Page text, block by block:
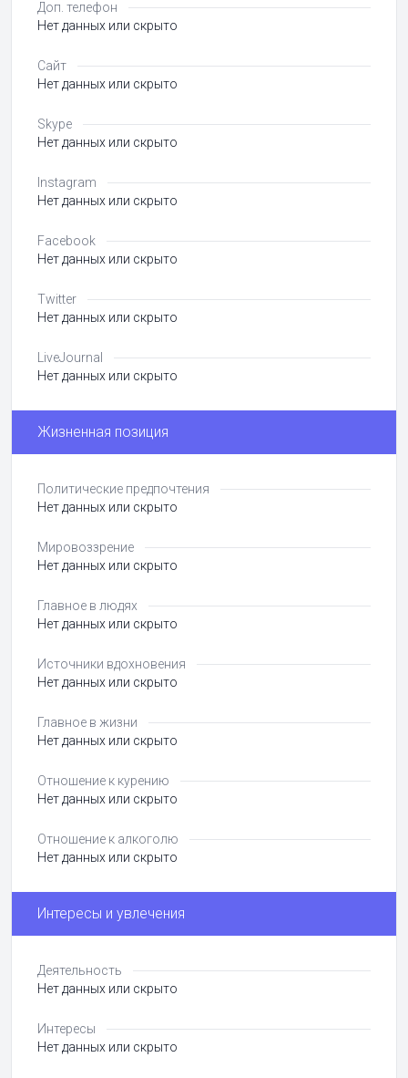
Доп. телефон
Нет данных или скрыто
Сайт
Нет данных или скрыто
Skype
Нет данных или скрыто
Instagram
Нет данных или скрыто
Facebook
Нет данных или скрыто
Twitter
Нет данных или скрыто
LiveJournal
Нет данных или скрыто
Жизненная позиция
Политические предпочтения
Нет данных или скрыто
Мировоззрение
Нет данных или скрыто
Главное в людях
Нет данных или скрыто
Источники вдохновения
Нет данных или скрыто
Главное в жизни
Нет данных или скрыто
Отношение к курению
Нет данных или скрыто
Отношение к алкоголю
Нет данных или скрыто
Интересы и увлечения
Деятельность
Нет данных или скрыто
Интересы
Нет данных или скрыто